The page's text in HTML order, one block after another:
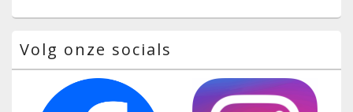
Volg onze socials